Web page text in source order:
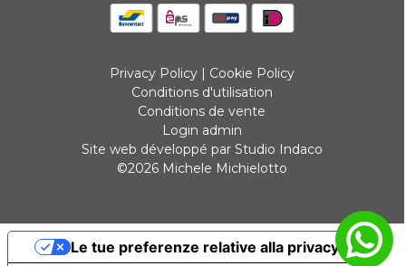
Privacy Policy| Cookie Policy
Conditions d'utilisation
Conditions de vente
Login admin
Site web développé par Studio Indaco
©2026 Michele Michielotto
Le tue preferenze relative alla privacy